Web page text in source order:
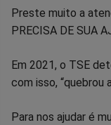
Preste muito a
PRECISA DE SUA
Em 2021, o TSE
com isso, “quebrou
Para nos ajudar é